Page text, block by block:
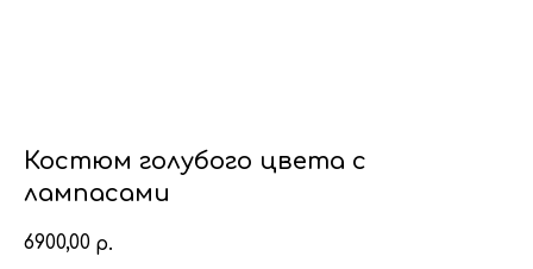
Костюм голубого цвета с
лампасами
6900,00 р.